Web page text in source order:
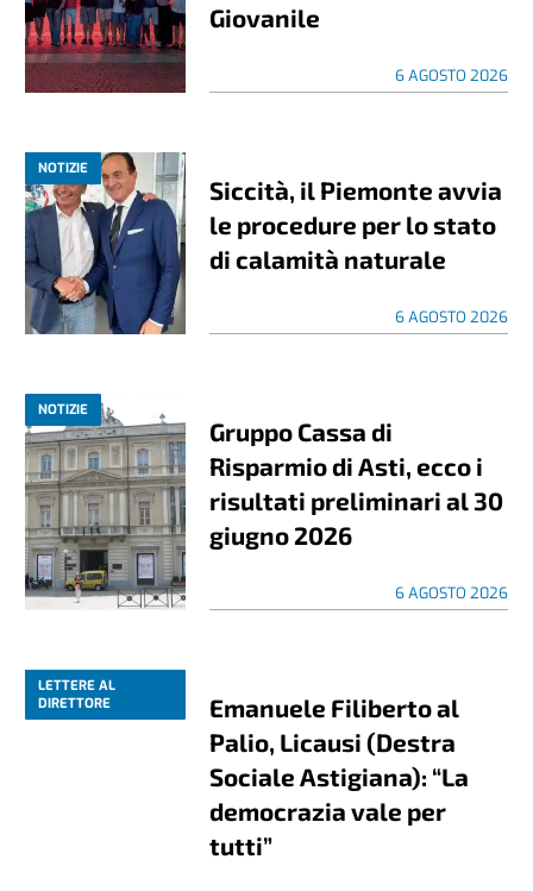
Giovanile
6 AGOSTO 2026
NOTIZIE
Siccità, il Piemonte avvia
le procedure per lo stato
di calamità naturale
6 AGOSTO 2026
NOTIZIE
Gruppo Cassa di
Risparmio di Asti, ecco i
risultati preliminari al 30
giugno 2026
6 AGOSTO 2026
LETTERE AL
DIRETTORE
Emanuele Filiberto al
Palio, Licausi (Destra
Sociale Astigiana): “La
democrazia vale per
tutti”